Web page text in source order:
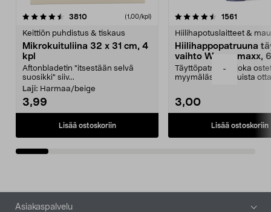
-
3810arvostelut (1,00/kpl)
Keittiön puhdistus & tiskaus
Mikrokuituliina 32 x 31 cm, 4
kpl
Aftonbladetin "itsestään selvä
suosikki" siiv...
Laji: Harmaa/beige
3,99
Lisää ostoskoriin
4.5viidestä
1561
Hiilihapotuslaitteet &
Hiilihappopatruuna
vaihto Wassermaxx,
Täyttöpatruuna, joka
myymälästä – muista
3,00
Lisää ostoskoriin
4.5viidestä
Alatunniste
Asiakaspalvelu